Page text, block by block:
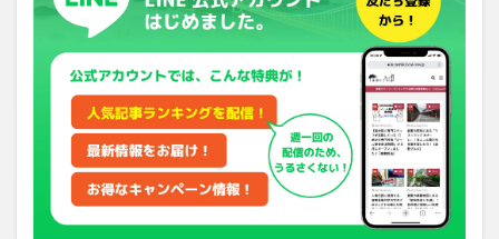
2
2022
年5
しな
生募
国募
金リ